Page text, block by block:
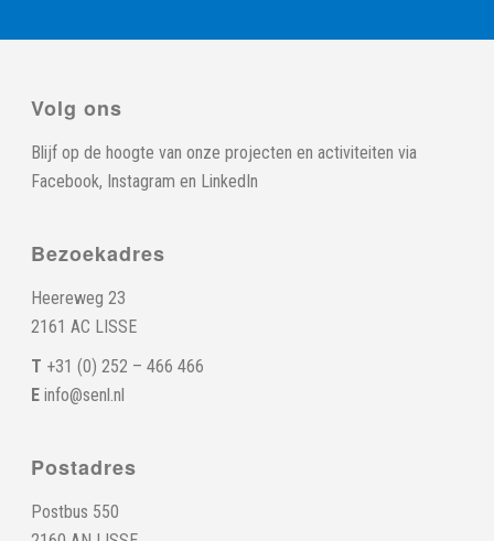
Volg ons
Blijf op de hoogte van onze projecten en activiteiten via
Facebook, Instagram en LinkedIn
Bezoekadres
Heereweg 23
2161 AC LISSE
T +31 (0) 252 – 466 466
E info@senl.nl
Postadres
Postbus 550